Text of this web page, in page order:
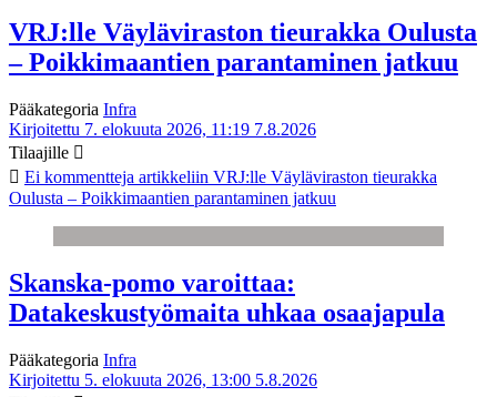
VRJ:lle Väyläviraston tieurakka Oulusta
– Poikkimaantien parantaminen jatkuu
Pääkategoria Infra
Kirjoitettu 7. elokuuta 2026, 11:19 7.8.2026
Tilaajille
Ei kommentteja artikkeliin VRJ:lle Väyläviraston tieurakka
Oulusta – Poikkimaantien parantaminen jatkuu
Skanska-pomo varoittaa:
Datakeskustyömaita uhkaa osaajapula
Pääkategoria Infra
Kirjoitettu 5. elokuuta 2026, 13:00 5.8.2026